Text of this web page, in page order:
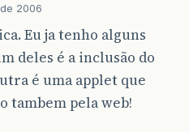
2006
Eu ja tenho alguns
deles é a inclusão do
é uma applet que
tambem pela web!